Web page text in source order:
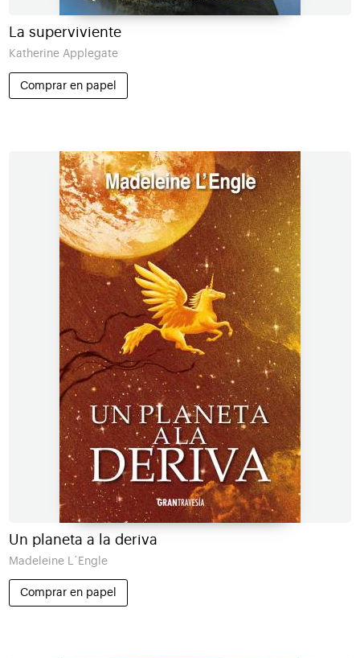
La superviviente
Katherine Applegate
Comprar en papel
Un planeta a la deriva
Madeleine L´Engle
Comprar en papel